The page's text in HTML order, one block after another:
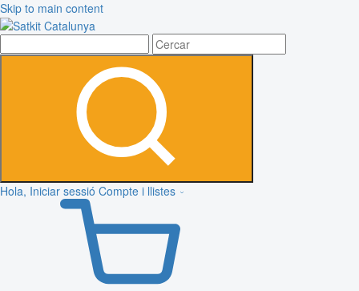
Skip to main content
Hola, Iniciar sessió Compte i llistes